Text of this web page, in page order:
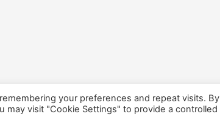
your preferences and repeat visits. By
may visit "Cookie Settings" to provide a controlled